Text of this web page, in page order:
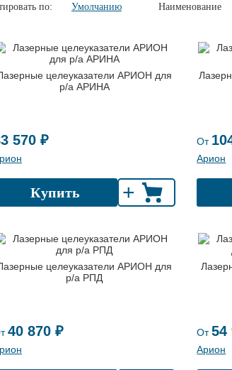
по: Умолчанию Наименование
целеуказатели АРИОН для
р/а АРИНА
570 ₽
Купить +
От
Арион
целеуказатели АРИОН для
р/а РПД
40 870 ₽ От54
Арион